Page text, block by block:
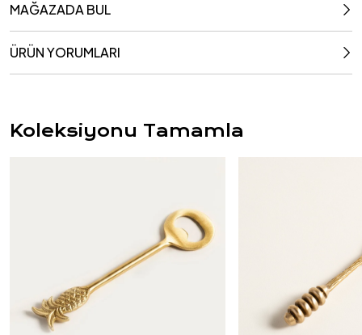
MAĞAZADA BUL
ÜRÜN YORUMLARI
Koleksiyonu Tamamla